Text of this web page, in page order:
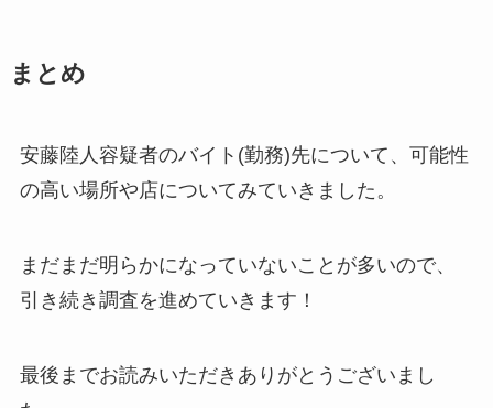
まとめ
安藤陸人容疑者のバイト(勤務)先について、可能性
の高い場所や店についてみていきました。
まだまだ明らかになっていないことが多いので、
引き続き調査を進めていきます！
最後までお読みいただきありがとうございまし